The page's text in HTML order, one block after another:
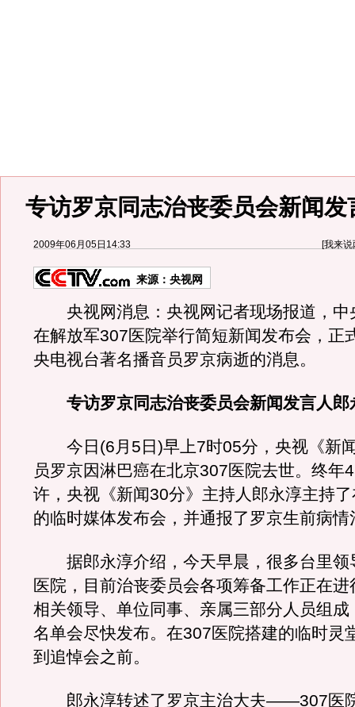
专访罗京同志治丧委员会新闻发
2009年06月05日14:33 [我来说
来源： 央视网
央视网消息：央视网记者现场报道，中
在解放军307医院举行简短新闻发布会，正
央电视台著名播音员罗京病逝的消息。
专访罗京同志治丧委员会新闻发言人郎
今日(6月5日)早上7时05分，央视《新
员罗京因淋巴癌在北京307医院去世。终年
许，央视《新闻30分》主持人郎永淳主持
的临时媒体发布会，并通报了罗京生前病情
据郎永淳介绍，今天早晨，很多台里领
医院，目前治丧委员会各项筹备工作正在
相关领导、单位同事、亲属三部分人员组成
名单会尽快发布。在307医院搭建的临时灵
到追悼会之前。
郎永淳转述了罗京主治大夫——307医